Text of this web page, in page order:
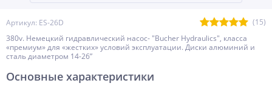
Артикул: ES-26D
(15)
380v. Немецкий гидравлический насос- "Bucher Hydraulics", класса
«премиум» для «жестких» условий эксплуатации. Диски алюминий и
сталь диаметром 14-26”
Основные характеристики